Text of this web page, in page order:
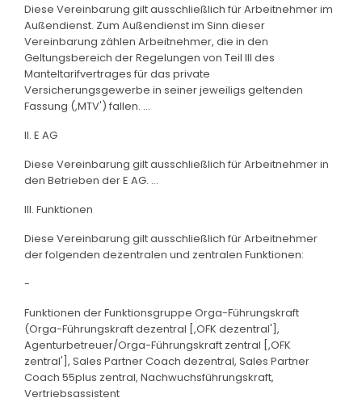
Diese Vereinbarung gilt ausschließlich für Arbeitnehmer im
Außendienst. Zum Außendienst im Sinn dieser
Vereinbarung zählen Arbeitnehmer, die in den
Geltungsbereich der Regelungen von Teil III des
Manteltarifvertrages für das private
Versicherungsgewerbe in seiner jeweiligs geltenden
Fassung (,MTV') fallen. ...
II. E AG
Diese Vereinbarung gilt ausschließlich für Arbeitnehmer in
den Betrieben der E AG. ...
III. Funktionen
Diese Vereinbarung gilt ausschließlich für Arbeitnehmer
der folgenden dezentralen und zentralen Funktionen:
-
Funktionen der Funktionsgruppe Orga-Führungskraft
(Orga-Führungskraft dezentral [,OFK dezentral'],
Agenturbetreuer/Orga-Führungskraft zentral [,OFK
zentral'], Sales Partner Coach dezentral, Sales Partner
Coach 55plus zentral, Nachwuchsführungskraft,
Vertriebsassistent